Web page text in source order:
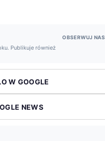
Publikuje również
OBSERWUJ NAS
W GOOGLE
NEWS